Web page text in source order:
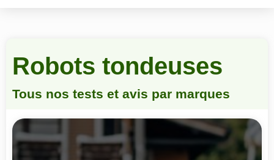
Robots tondeuses
Tous nos tests et avis par marques